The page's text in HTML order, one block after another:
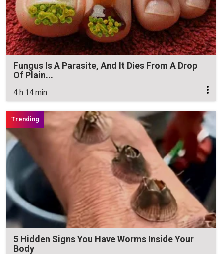
Fungus Is A Parasite, And It Dies From A Drop
Of Plain...
4 h 14 min
5 Hidden Signs You Have Worms Inside Your
Body